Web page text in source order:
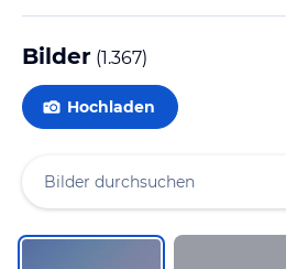
Bilder (1.367)
Hochladen